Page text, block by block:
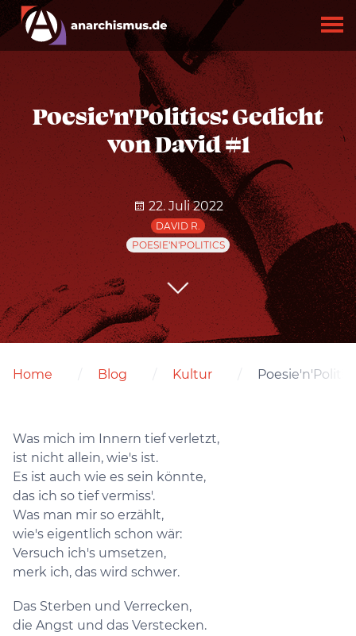
Poesie'n'Politics: Gedicht
von David #1
22. Juli 2022
DAVID R.
POESIE'N'POLITICS
Home Blog Kultur
Was mich im Innern tief verletzt,
ist nicht allein, wie's ist.
Es ist auch wie es sein könnte,
das ich so tief vermiss'.
Was man mir so erzählt,
wie's eigentlich schon wär:
Versuch ich's umsetzen,
merk ich, das wird schwer.
Das Sterben und Verrecken,
die Angst und das Verstecken.